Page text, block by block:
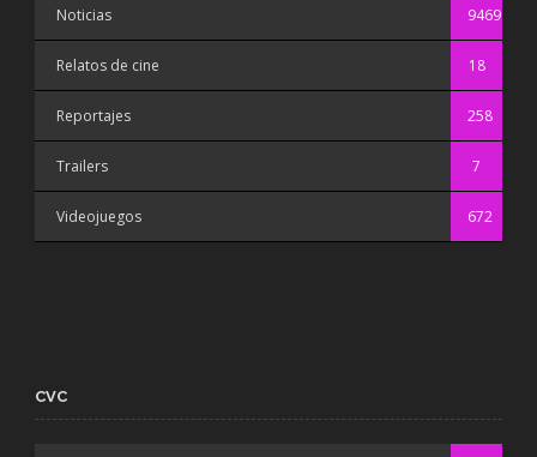
Noticias 9469
Relatos de cine 18
Reportajes 258
Trailers 7
Videojuegos 672
CVC